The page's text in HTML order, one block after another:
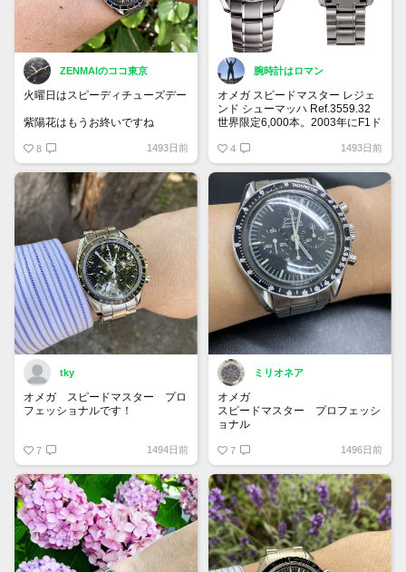
ZENMAIのココ東京
火曜日はスピーディチューズデー
紫陽花はもうお終いですね
8 1493日前
腕時計はロマン
オメガ スピードマスター レジェ
ンド シューマッハ Ref.3559.32
世界限定6,000本。2003年にF1ド
ハがワールドチャンピオンを獲得
した記念として2004年に発表さ
れたモデル。デイトナ ポールニ
ューマンを彷彿とさせるデザイン
で人気です◎
4 1493日前
tky
オメガ スピードマスター プロ
フェッショナルです！
に製造された第7世代です！
1957年の発売から大きくデザイ
ンが変わらないところが愛される
理由の一つですね！
7 1494日前
ミリオネア
オメガ
スピードマスター プロフェッシ
ョナル
第6世代のオールトリチウムの一
本。
90年代半ばのロングセラーモデ
ルとなります。
ヴィンテージブームがきているの
で、人気も徐々に上がっていて、
愛着ある時計となっています👌
7 1496日前